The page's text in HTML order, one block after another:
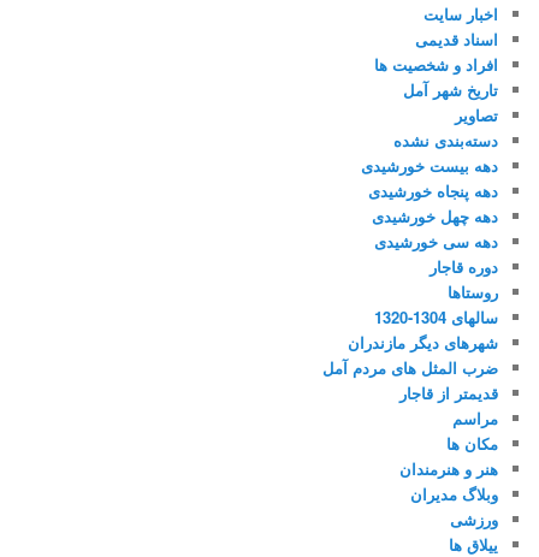
اخبار سایت
اسناد قدیمی
افراد و شخصیت ها
تاریخ شهر آمل
تصاویر
دسته‌بندی نشده
دهه بیست خورشیدی
دهه پنجاه خورشیدی
دهه چهل خورشیدی
دهه سی خورشیدی
دوره قاجار
روستاها
سالهای 1304-1320
شهرهای دیگر مازندران
ضرب المثل های مردم آمل
قدیمتر از قاجار
مراسم
مکان ها
هنر و هنرمندان
وبلاگ مدیران
ورزشی
ییلاق ها